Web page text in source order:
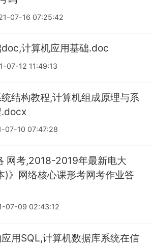
07-16 07:25:42
计算机应用基础.doc
07-12 11:49:13
结构教程,计算机组成原理与系
.docx
07-10 07:47:28
网考,2018-2019年最新电大
)》网络核心课形考网考作业答
07-09 02:43:12
用SQL,计算机数据库系统在信